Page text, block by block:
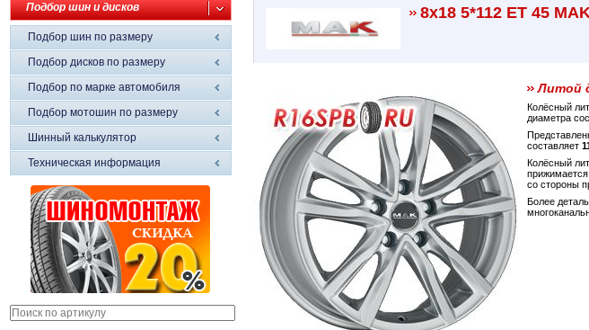
Подбор шин и дисков
Подбор шин по размеру
Подбор дисков по размеру
Подбор по марке автомобиля
Подбор мотошин по размеру
Шинный калькулятор
Техническая информация
8x18 5*112 ET 45
Литой
Колёсный
диаметра
составляет
Колёсный
со стороны
Более